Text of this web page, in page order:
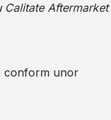
Calitate Aftermarket
conform unor